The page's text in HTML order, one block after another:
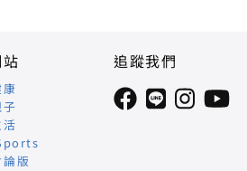
版
追蹤我們